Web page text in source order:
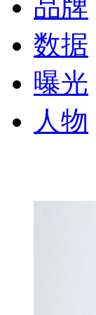
品牌
数据
曝光
人物